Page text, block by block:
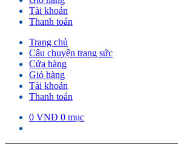
Tài khoản
Thanh toán
Trang chủ
Câu chuyện trang sức
Cửa hàng
Giỏ hàng
Tài khoản
Thanh toán
0 VNĐ 0 mục